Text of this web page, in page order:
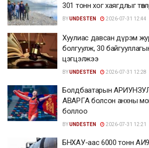
301 тонн хог хаягдлыг
BYUNDESTEN 2026-07-31 12:44
Хуулиас давсан дүрэм
болгуулж, 30
цэгцэлжээ
BYUNDESTEN 2026-07-31 12:28
Болдбаатарын
АВАРГА болсон анхны
боллоо
BYUNDESTEN 2026-07-31 12:21
БНХАУ-аас 6000 тонн